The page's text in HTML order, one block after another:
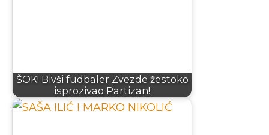
ŠOK! Bivši fudbaler Zvezde žestoko
isprozivao Partizan!